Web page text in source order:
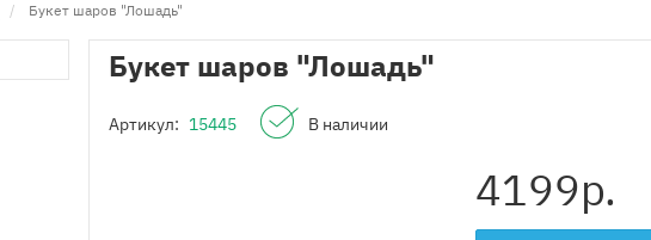
Букет шаров "Лошадь"
Букет шаров "Лошадь"
Артикул: 15445 В наличии
4199р.